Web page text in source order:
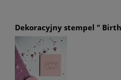
Dekoracyjny stempel "